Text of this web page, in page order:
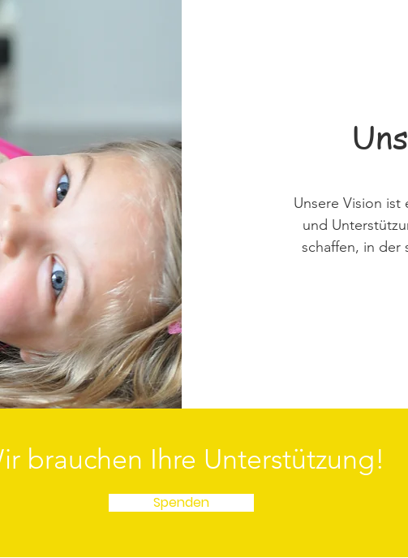
Unsere Vision
und
schaffen, in der
brauchen Ihre Unterstützung!
Spenden